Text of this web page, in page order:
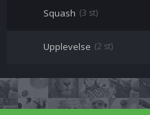
Squash (3 st)
Upplevelse (2 st)